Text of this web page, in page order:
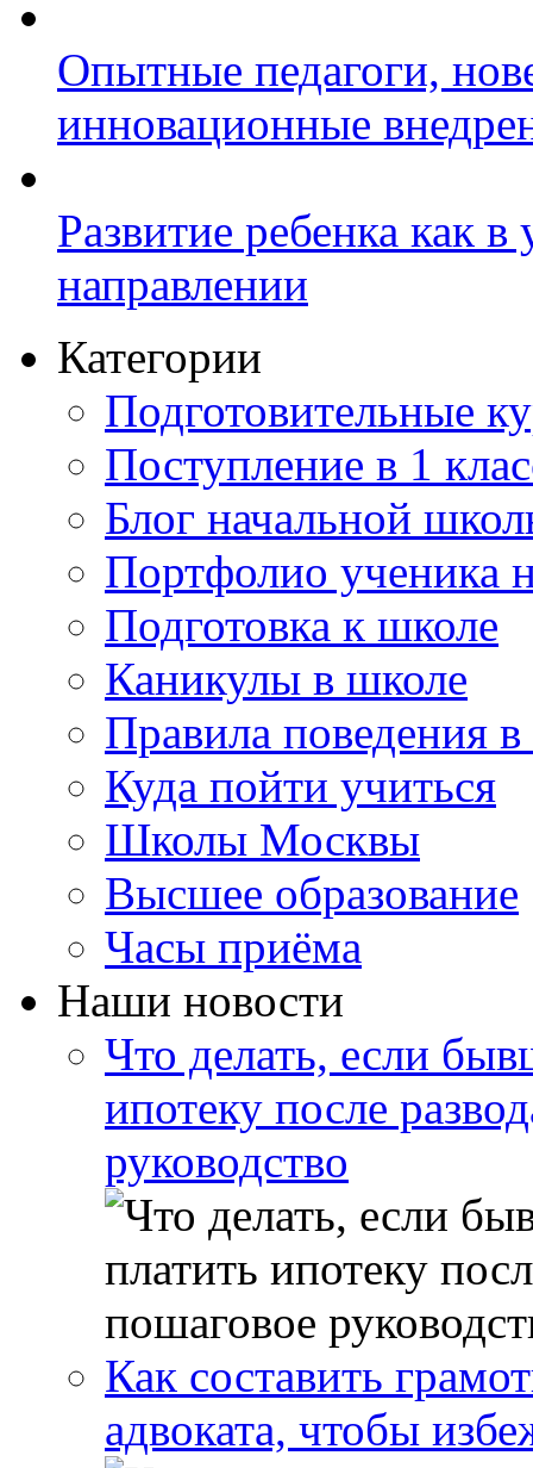
Опытные педагоги,
инновационные
Развитие ребенка как
направлении
Категории
Подготовительные
Поступление в 1
Блог начальной
Портфолио ученика
Подготовка к школе
Каникулы в школе
Правила поведения
Куда пойти учиться
Школы Москвы
Высшее образование
Часы приёма
Наши новости
Что делать, если
ипотеку после
руководство
Как составить
адвоката, чтобы